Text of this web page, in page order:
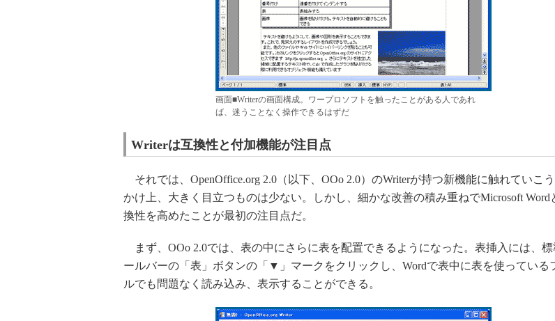
画面■Writerの画面構成。ワープロソフトを触ったことがある人であれ
ば、迷うことなく操作できるはずだ
Writerは互換性と付加機能が注目点
それでは、OpenOffice.org 2.0（以下、OOo 2.0）のWriterが持つ新機能に触れていこ
かけ上、大きく目立つものは少ない。しかし、細かな改善の積み重ねでMicrosoft Word
換性を高めたことが最初の注目点だ。
まず、OOo 2.0では、表の中にさらに表を配置できるようになった。表挿入には、標
ールバーの「表」ボタンの「▼」マークをクリックし、Wordで表中に表を使っている
ルでも問題なく読み込み、表示することができる。